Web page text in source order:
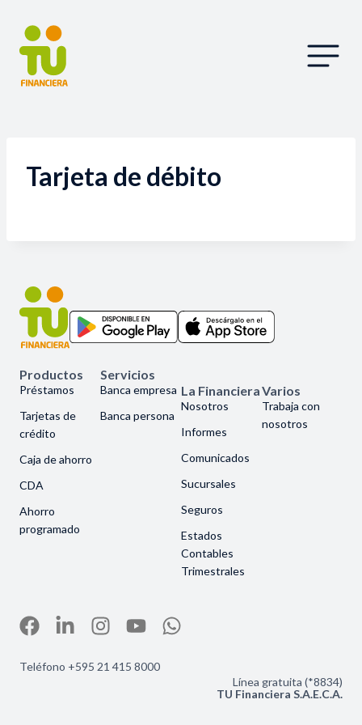
Tarjeta de débito
Productos
Préstamos
Tarjetas de
crédito
Caja de ahorro
CDA
Ahorro
programado
Servicios
Banca empresa
Banca persona
La Financiera
Nosotros
Informes
Comunicados
Sucursales
Seguros
Estados
Contables
Trimestrales
Varios
Trabaja con
nosotros
Teléfono +595 21 415 8000
Línea gratuita (*8834)
TU Financiera S.A.E.C.A.